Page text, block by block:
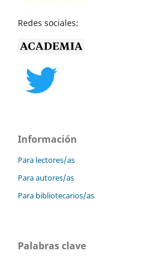
Redes sociales:
Información
Para lectores/as
Para autores/as
Para bibliotecarios/as
Palabras clave